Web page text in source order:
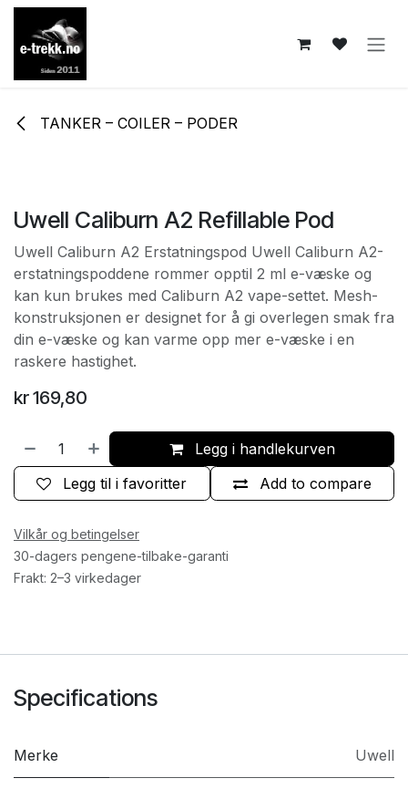
Skip to Content
TANKER – COILER – PODER
Uwell Caliburn A2 Refillable Pod
Uwell Caliburn A2 Erstatningspod Uwell Caliburn A2-
erstatningspoddene rommer opptil 2 ml e-væske og
kan kun brukes med Caliburn A2 vape-settet. Mesh-
konstruksjonen er designet for å gi overlegen smak fra
din e-væske og kan varme opp mer e-væske i en
raskere hastighet.
kr169,80
Legg i handlekurven
Add to compare
Legg til i favoritter
Vilkår og betingelser
30-dagers pengene-tilbake-garanti
Frakt: 2–3 virkedager
Specifications
Merke Uwell